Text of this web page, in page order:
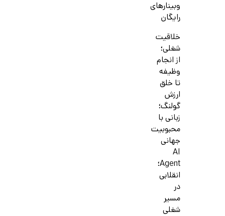
وبینارهای
رایگان
خلاقیت
شغلی؛
از انجام
وظیفه
تا خلق
ارزش
گولنگ؛
زبانی با
محبوبیت
جهانی
AI
Agent؛
انقلابی
در
مسیر
شغلی